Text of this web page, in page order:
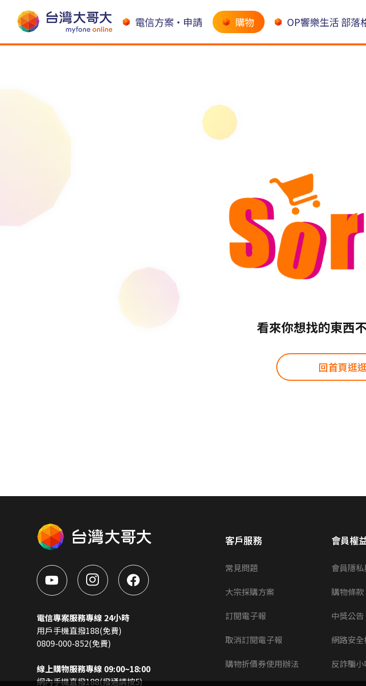
電信方案•申請 購物 OP響樂生活 部落
看來你想找的東西
回首頁逛逛
電信專案服務專線 24小時
用戶手機直撥188(免費)
0809-000-852(免費)
線上購物服務專線 09:00~18:00
網內手機直撥188(撥通請按5)
客戶服務
常見問題
大宗採購方案
訂閱電子報
取消訂閱電子報
購物折價券使用辦法
會員權
會員隱
購物條款
中獎公告
網路安
反詐騙